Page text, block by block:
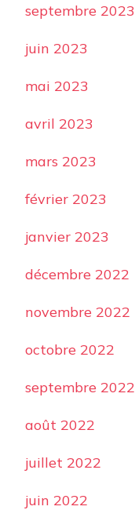
septembre 2023
juin 2023
mai 2023
avril 2023
mars 2023
février 2023
janvier 2023
décembre 2022
novembre 2022
octobre 2022
septembre 2022
août 2022
juillet 2022
juin 2022